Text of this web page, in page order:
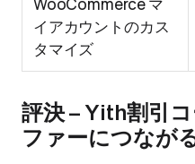
イアカウントのカス
タマイズ
評決 – Yith割引
ファーにつなが